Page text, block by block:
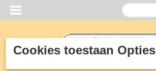
Cookies toestaan Opties